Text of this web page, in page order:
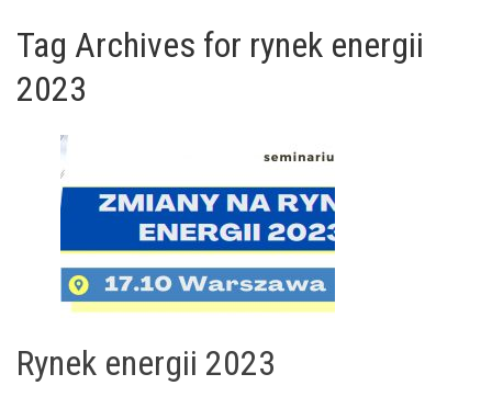
Tag Archives for rynek energii
2023
Rynek energii 2023